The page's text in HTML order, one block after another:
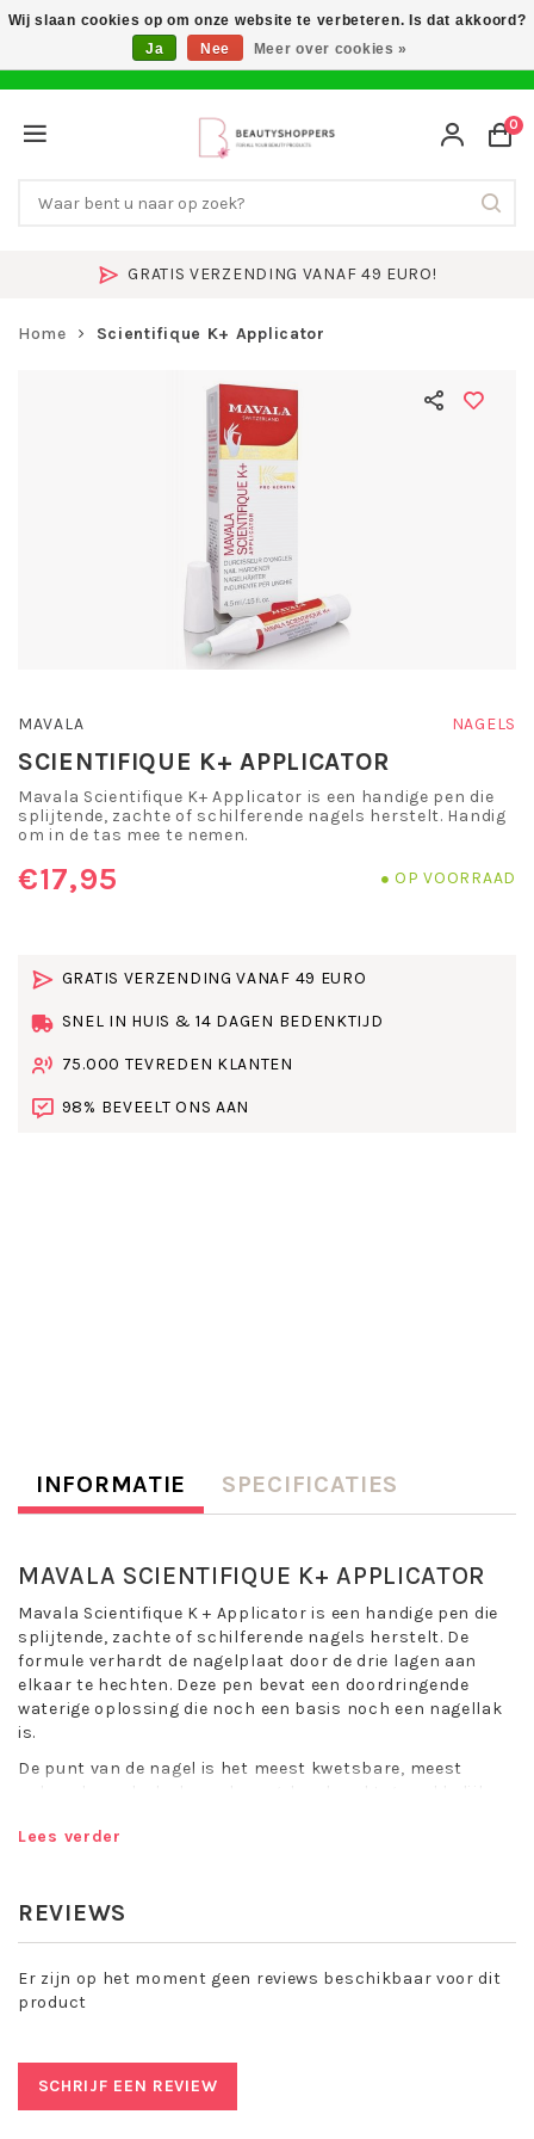
GRATIS VERZENDING VANAF 49 EURO!
0
Home Scientifique K+ Applicator
MAVALA NAGELS
SCIENTIFIQUE K+ APPLICATOR
Mavala Scientifique K+ Applicator is een handige pen die
splijtende, zachte of schilferende nagels herstelt. Handig
om in de tas mee te nemen.
€17,95 OP VOORRAAD
GRATIS VERZENDING VANAF 49 EURO
SNEL IN HUIS & 14 DAGEN BEDENKTIJD
75.000 TEVREDEN KLANTEN
98% BEVEELT ONS AAN
INFORMATIE SPECIFICATIES
MAVALA SCIENTIFIQUE K+ APPLICATOR
Mavala Scientifique K + Applicator is een handige pen die
splijtende, zachte of schilferende nagels herstelt. De
formule verhardt de nagelplaat door de drie lagen aan
elkaar te hechten. Deze pen bevat een doordringende
waterige oplossing die noch een basis noch een nagellak
is.
De punt van de nagel is het meest kwetsbare, meest
onbeschermde deel van de nagel en breekt gemakkelijk.
Crystal resin tears (ondersteunt het natuurlijke
versterking en anti-uitdroging van de nagels.
Toepassing Mavala Scientifique K +
Applicator:
Lees verder
REVIEWS
Er zijn op het moment geen reviews beschikbaar voor dit
product
SCHRIJF EEN REVIEW
Wij slaan cookies op om onze website te verbeteren. Is dat akkoord?
Ja
Nee Meer over cookies »